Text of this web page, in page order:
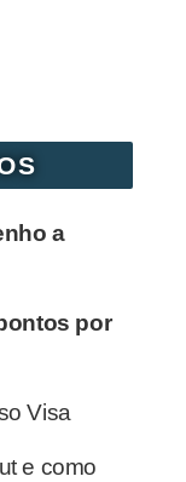
a
por
Visa
e como